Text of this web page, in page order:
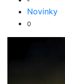
Novinky
0